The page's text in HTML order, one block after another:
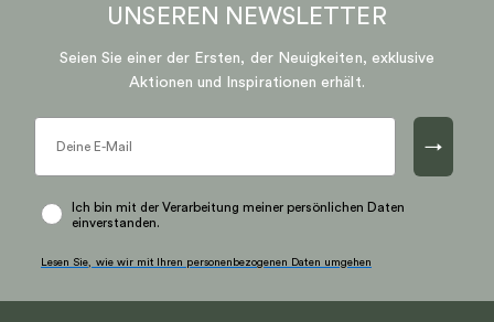
UNSEREN NEWSLETTER
Seien Sie einer der Ersten, der Neuigkeiten, exklusive
Aktionen und Inspirationen erhält.
→
Ich bin mit der Verarbeitung meiner persönlichen Daten
einverstanden.
Lesen Sie, wie wir mit Ihren personenbezogenen Daten umgehen